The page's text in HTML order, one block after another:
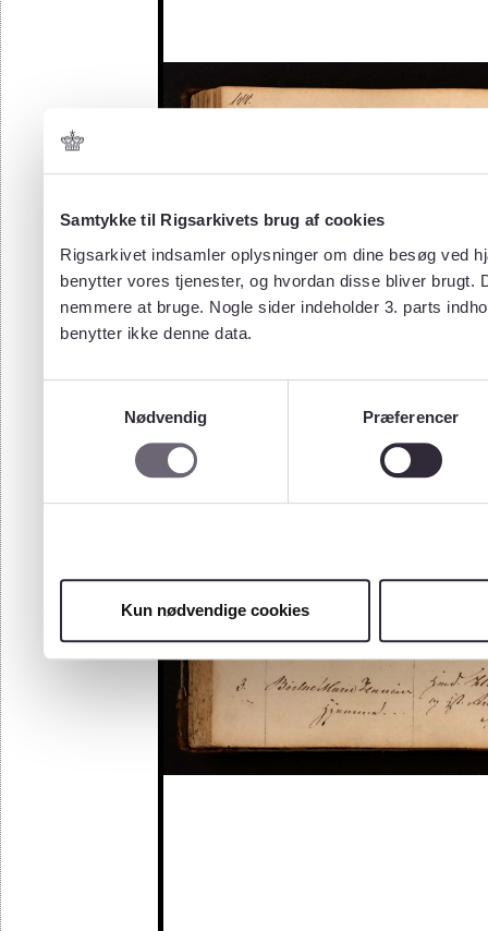
Samtykke til Rigsarkivets brug af cookies
Rigsarkivet indsamler oplysninger om dine besøg ved
benytter vores tjenester, og hvordan disse bliver
nemmere at bruge. Nogle sider indeholder 3. parts
benytter ikke denne data.
Nødvendig
Præferencer
Kun nødvendige cookies